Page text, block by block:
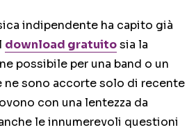
indipendente ha capito già
download gratuitosia la
possibile per una band o un
ne sono accorte solo di recente
con una lentezza da
le innumerevoli questioni